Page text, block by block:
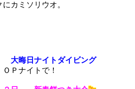
カミソリウオ。
大晦日ナイトダイビング
Ｐナイトで！